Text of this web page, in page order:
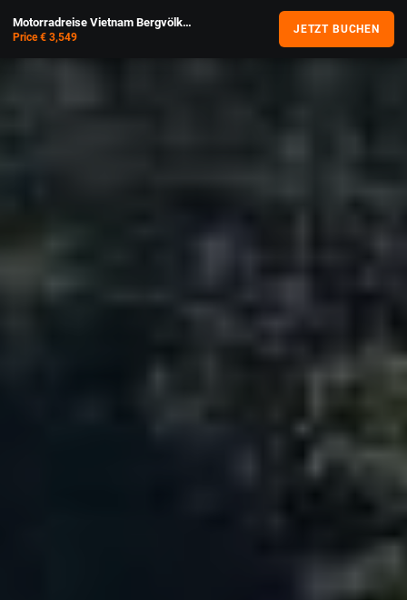
Motorradreise Vietnam Bergvölker - 12 Tage Enduro
Price € 3,549
JETZT BUCHEN